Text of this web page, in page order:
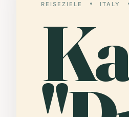
REISEZIELE ITALY